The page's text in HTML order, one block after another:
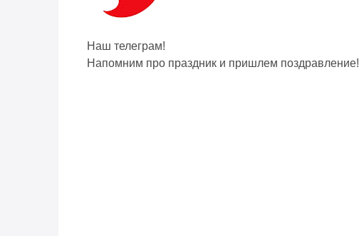
Наш телеграм!
Напомним про праздник и пришлем поздравление!